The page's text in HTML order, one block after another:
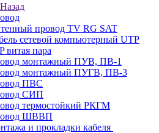
Назад
провод TV RG SAT
сетевой компьютерный UTP
витая пара
монтажный ПУВ, ПВ-1
монтажный ПУГВ, ПВ-3
ПВС
СИП
термостойкий РКГМ
ШВВП
и прокладки кабеля